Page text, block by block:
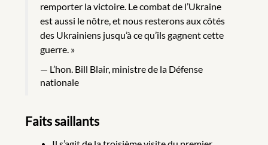
remporter la victoire. Le combat de l’Ukraine
est aussi le nôtre, et nous resterons aux côtés
des Ukrainiens jusqu’à ce qu’ils gagnent cette
guerre. »
L’hon. Bill Blair, ministre de la Défense
nationale
Faits saillants